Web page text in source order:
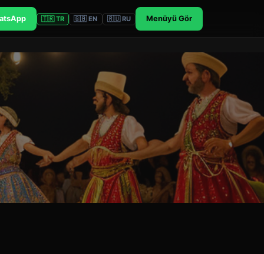
🇹🇷 TR 🇬🇧 EN 🇷🇺 RU Menüyü Gör